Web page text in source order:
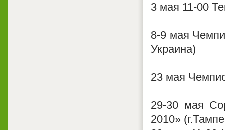
3 мая 11-00
8-9 мая
Украина)
23 мая
29-30 мая
2010»